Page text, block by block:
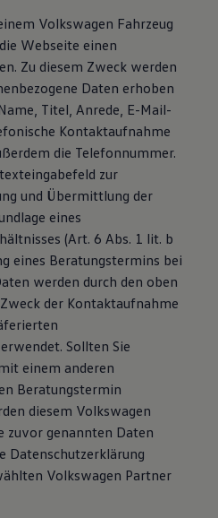
Volkswagen Fahrzeug
Webseite einen
Zu diesem Zweck werden
Daten erhoben
Titel, Anrede, E-Mail-
Kontaktaufnahme
die Telefonnummer.
zur
und Übermittlung der
eines
(Art. 6 Abs. 1 lit. b
eines Beratungstermins bei
werden durch den oben
der Kontaktaufnahme
Sollten Sie
einem anderen
Beratungstermin
diesem Volkswagen
zuvor genannten Daten
Datenschutzerklärung
Volkswagen Partner